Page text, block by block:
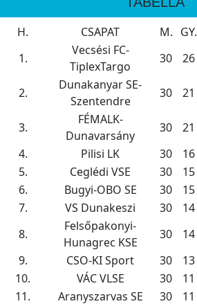
H.
CSAPAT M. GY.
1.
Vecsési FC-
TiplexTargo
30 26
2.
Dunakanyar SE-
Szentendre
30 21
3.
FÉMALK-
Dunavarsány
30 21
4.
Pilisi LK 30 16
5.
Ceglédi VSE 30 15
6.
Bugyi-OBO SE 30 15
7.
VS Dunakeszi 30 14
8.
Felsőpakonyi-
Hunagrec KSE
30 14
9.
CSO-KI Sport 30 13
10.
VÁC VLSE 30 11
11.
Aranyszarvas SE 30 11